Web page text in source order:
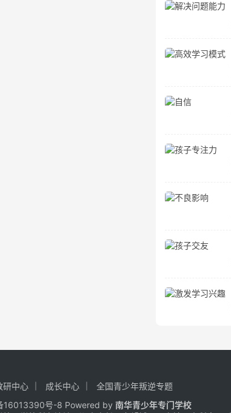
研中心 成长中心
全国青少年叛逆专题
16013390号-8 Powered by南华青少年专门学校